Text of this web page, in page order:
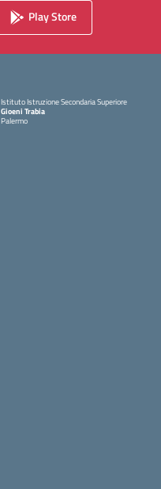
Play Store
Istituto Istruzione Secondaria Superiore
Gioeni Trabia
Palermo